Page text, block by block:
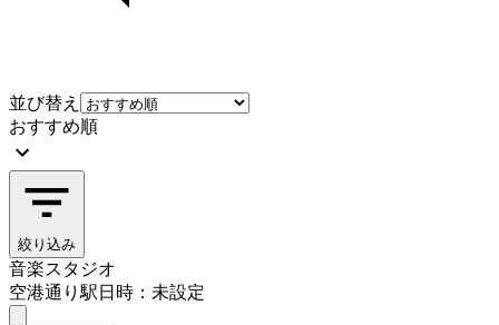
並び替え
おすすめ順
絞り込み
音楽スタジオ
空港通り駅日時：未設定